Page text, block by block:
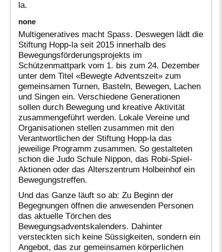
la.
none
Multigeneratives macht Spass. Deswegen lädt die
Stiftung Hopp-la seit 2015 innerhalb des
Bewegungsförderungsprojekts im
Schützenmattpark vom 1. bis zum 24. Dezember
unter dem Titel «Bewegte Adventszeit» zum
gemeinsamen Turnen, Basteln, Bewegen, Lachen
und Singen ein. Verschiedene Generationen
sollen durch Bewegung und kreative Aktivität
zusammengeführt werden. Lokale Vereine und
Organisationen stellen zusammen mit den
Verantwortlichen der Stiftung Hopp-la das
jeweilige Programm zusammen. So gestalteten
schon die Judo Schule Nippon, das Robi-Spiel-
Aktionen oder das Alterszentrum Holbeinhof ein
Bewegungstreffen.
Und das Ganze läuft so ab: Zu Beginn der
Begegnungen öffnen die anwesenden Personen
das aktuelle Törchen des
Bewegungsadventskalenders. Dahinter
versteckten sich keine Süssigkeiten, sondern ein
Angebot, das zur gemeinsamen körperlichen